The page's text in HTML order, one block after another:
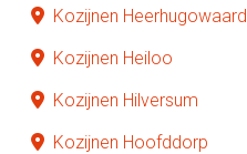
Kozijnen Heerhugowaard
Kozijnen Heiloo
Kozijnen Hilversum
Kozijnen Hoofddorp